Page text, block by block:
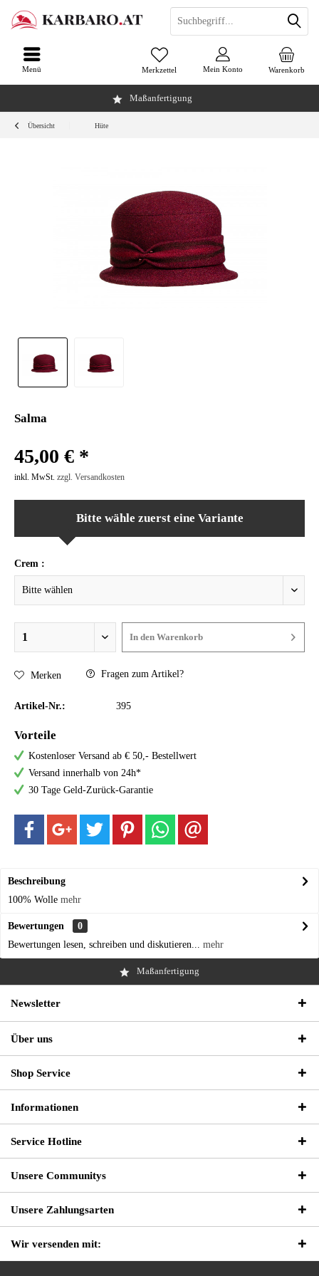
Maßanfertigung
Warenkorb
Merkzettel Mein Konto
Menü
Übersicht Hüte
Salma
45,00 € *
inkl. MwSt. zzgl. Versandkosten
Bitte wähle zuerst eine Variante
Crem :
In den Warenkorb
Merken Fragen zum Artikel?
Artikel-Nr.: 395
Vorteile
Kostenloser Versand ab € 50,- Bestellwert
Versand innerhalb von 24h*
30 Tage Geld-Zurück-Garantie
Beschreibung
100% Wolle mehr
Bewertungen
0
Bewertungen lesen, schreiben und diskutieren... mehr
Maßanfertigung
Newsletter
Über uns
Shop Service
Informationen
Service Hotline
Unsere Communitys
Unsere Zahlungsarten
Wir versenden mit: